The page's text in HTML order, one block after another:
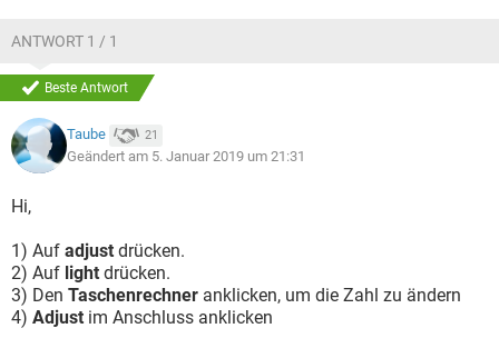
ANTWORT 1 / 1
Beste Antwort
Taube 21
Geändert am 5. Januar 2019 um 21:31
Hi,
1) Auf adjust drücken.
2) Auf light drücken.
3) Den Taschenrechner anklicken, um die Zahl zu ändern
4) Adjust im Anschluss anklicken